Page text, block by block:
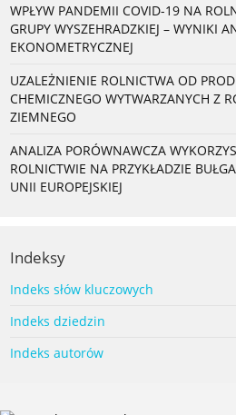
WPŁYW PANDEMII COVID-19 NA
GRUPY WYSZEHRADZKIEJ – WYNIKI
EKONOMETRYCZNEJ
UZALEŻNIENIE ROLNICTWA OD
CHEMICZNEGO WYTWARZANYCH Z
ZIEMNEGO
ANALIZA PORÓWNAWCZA
ROLNICTWIE NA PRZYKŁADZIE
UNII EUROPEJSKIEJ
Indeksy
Indeks słów kluczowych
Indeks dziedzin
Indeks autorów